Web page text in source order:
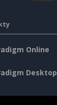
Online
Desktop